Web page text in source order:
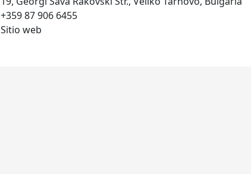
+359 87 906 6455
Sitio web